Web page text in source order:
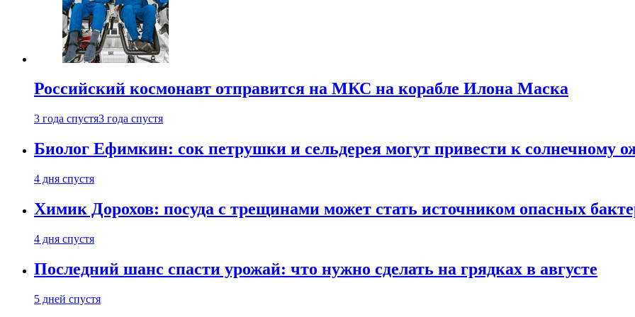
Российский космонавт отправится на МКС на корабле Илона Маска
3 года спустя3 года спустя
Биолог Ефимкин: сок петрушки и сельдерея могут привести к солнечному
4 дня спустя
Химик Дорохов: посуда с трещинами может стать источником опасных
4 дня спустя
Последний шанс спасти урожай: что нужно сделать на грядках в августе
5 дней спустя